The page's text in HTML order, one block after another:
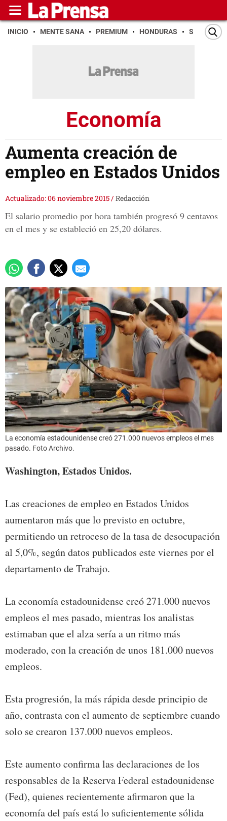
INICIO MENTE SANA PREMIUM HONDURAS SAN PEDRO
Economía
Aumenta creación de
empleo en Estados Unidos
Actualizado: 06 noviembre 2015/Redacción
El salario promedio por hora también progresó 9 centavos
en el mes y se estableció en 25,20 dólares.
La economía estadounidense creó 271.000 nuevos empleos el mes
pasado. Foto Archivo.
Washington, Estados Unidos.
Las creaciones de empleo en Estados Unidos
aumentaron más que lo previsto en octubre,
permitiendo un retroceso de la tasa de desocupación
al 5,0%, según datos publicados este viernes por el
departamento de Trabajo.
La economía estadounidense creó 271.000 nuevos
empleos el mes pasado, mientras los analistas
estimaban que el alza sería a un ritmo más
moderado, con la creación de unos 181.000 nuevos
empleos.
Esta progresión, la más rápida desde principio de
año, contrasta con el aumento de septiembre cuando
solo se crearon 137.000 nuevos empleos.
Este aumento confirma las declaraciones de los
responsables de la Reserva Federal estadounidense
(Fed), quienes recientemente afirmaron que la
economía del país está lo suficientemente sólida